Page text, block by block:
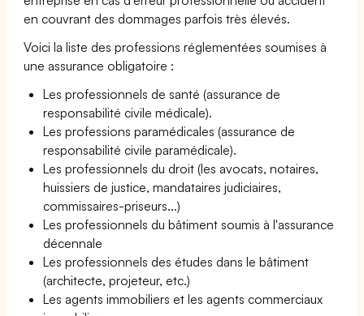
en couvrant des dommages parfois très élevés.
Voici la liste des professions réglementées soumises à
une assurance obligatoire :
Les professionnels de santé (assurance de
responsabilité civile médicale).
Les professions paramédicales (assurance de
responsabilité civile paramédicale).
Les professionnels du droit (les avocats, notaires,
huissiers de justice, mandataires judiciaires,
commissaires-priseurs...)
Les professionnels du bâtiment soumis à l'assurance
décennale
Les professionnels des études dans le bâtiment
(architecte, projeteur, etc.)
Les agents immobiliers et les agents commerciaux